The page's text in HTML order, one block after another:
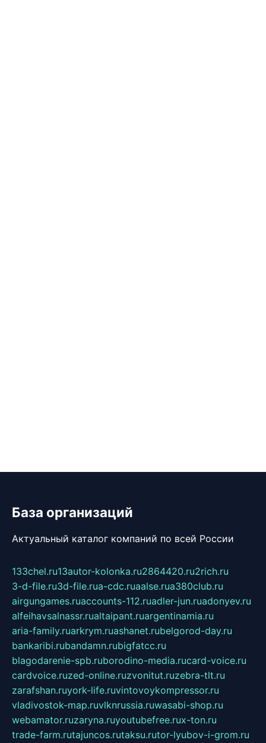
База организаций
Актуальный каталог компаний по всей России
133chel.ru13autor-kolonka.ru2864420.ru2rich.ru
3-d-file.ru3d-file.rua-cdc.ruaalse.rua380club.ru
airgungames.ruaccounts-112.ruadler-jun.ruadonyev.ru
alfeihavsalnassr.rualtaipant.ruargentinamia.ru
aria-family.ruarkrym.ruashanet.rubelgorod-day.ru
bankaribi.rubandamn.rubigfatcc.ru
blagodarenie-spb.ruborodino-media.rucard-voice.ru
cardvoice.ruzed-online.ruzvonitut.ruzebra-tlt.ru
zarafshan.ruyork-life.ruvintovoykompressor.ru
vladivostok-map.ruvlknrussia.ruwasabi-shop.ru
webamator.ruzaryna.ruyoutubefree.rux-ton.ru
trade-farm.rutajuncos.rutaksu.rutor-lyubov-i-grom.ru